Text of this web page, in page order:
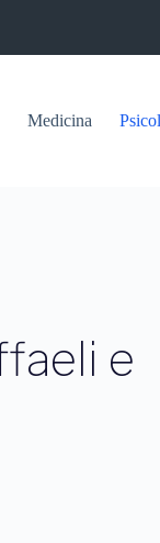
Medicina
e